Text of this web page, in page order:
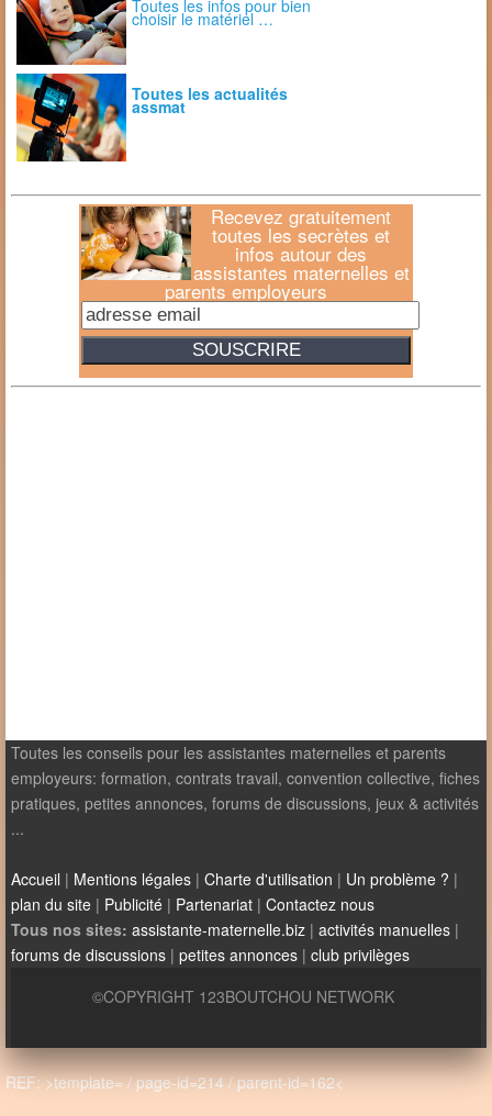
Toutes les infos pour bien
choisir le matériel …
Toutes les actualités
assmat
Recevez gratuitement
toutes les secrètes et
infos autour des
assistantes maternelles et
parents employeurs
Toutes les conseils pour les assistantes maternelles et parents
employeurs: formation, contrats travail, convention collective, fiches
pratiques, petites annonces, forums de discussions, jeux & activités
...
Accueil | Mentions légales | Charte d'utilisation | Un problème ? |
plan du site | Publicité | Partenariat | Contactez nous
Tous nos sites: assistante-maternelle.biz | activités manuelles |
forums de discussions | petites annonces | club privilèges
©COPYRIGHT 123BOUTCHOU NETWORK
REF: >template= / page-id=214 / parent-id=162<